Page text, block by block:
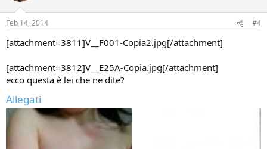
Feb 14, 2014 #4
[attachment=3811]V__F001-Copia2.jpg[/attachment]
[attachment=3812]V__E25A-Copia.jpg[/attachment]
ecco questa è lei che ne dite?
Allegati